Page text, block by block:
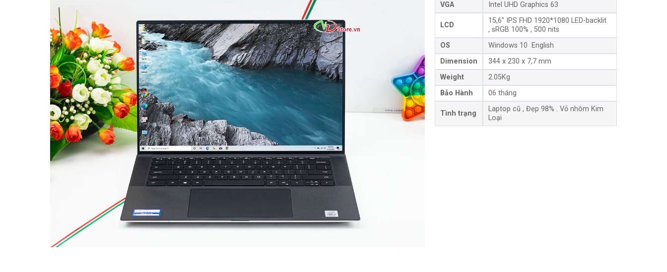
VGA
Intel UHD Graphics 63
LCD
15,6″ IPS FHD 1920*1080 LED-backlit
, sRGB 100% , 500 nits
OS
Windows 10 English
Dimension
344 x 230 x 7,7 mm
Weight
2.05Kg
Bảo Hành
06 tháng
Tình trạng
Laptop cũ , Đẹp 98% . Vỏ nhôm Kim
Loại